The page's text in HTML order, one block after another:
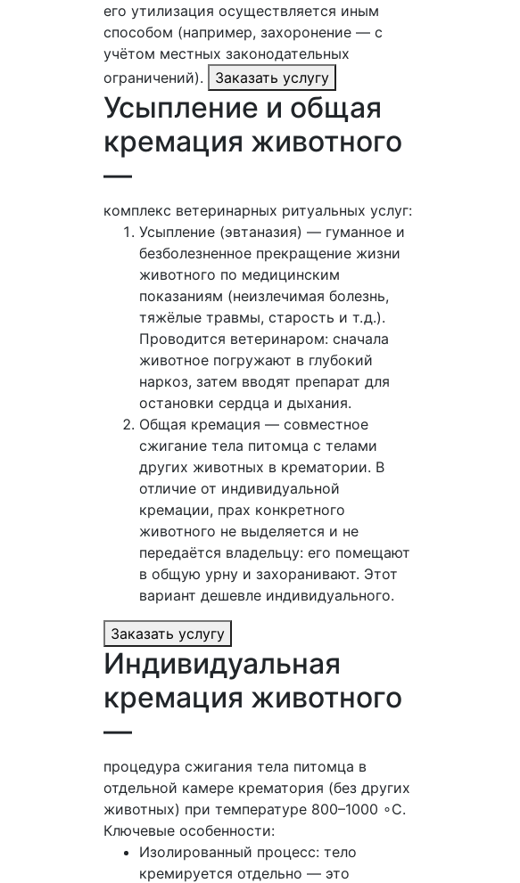
его утилизация осуществляется иным
способом (например, захоронение — с
учётом местных законодательных
ограничений).
Заказать услугу
Усыпление и общая
кремация животного
—
комплекс ветеринарных ритуальных услуг:
Усыпление (эвтаназия) — гуманное и
безболезненное прекращение жизни
животного по медицинским
показаниям (неизлечимая болезнь,
тяжёлые травмы, старость и т. д.).
Проводится ветеринаром: сначала
животное погружают в глубокий
наркоз, затем вводят препарат для
остановки сердца и дыхания.
Общая кремация — совместное
сжигание тела питомца с телами
других животных в крематории. В
отличие от индивидуальной
кремации, прах конкретного
животного не выделяется и не
передаётся владельцу: его помещают
в общую урну и захоранивают. Этот
вариант дешевле индивидуального.
Заказать услугу
Индивидуальная
кремация животного
—
процедура сжигания тела питомца в
отдельной камере крематория (без других
животных) при температуре 800–1000 ∘C.
Ключевые особенности:
Изолированный процесс: тело
кремируется отдельно — это